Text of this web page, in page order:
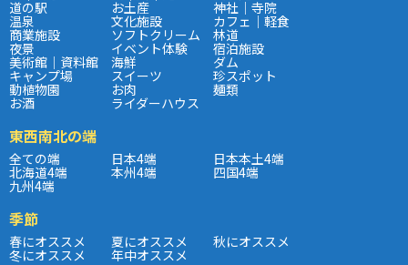
道の駅 お土産 神社｜寺院
温泉 文化施設 カフェ｜軽食
商業施設 ソフトクリーム 林道
夜景 イベント体験 宿泊施設
美術館｜資料館 海鮮 ダム
キャンプ場 スイーツ 珍スポット
動植物園 お肉 麺類
お酒 ライダーハウス
東西南北の端
全ての端 日本4端 日本本土4端
北海道4端 本州4端 四国4端
九州4端
季節
春にオススメ 夏にオススメ 秋にオススメ
冬にオススメ 年中オススメ